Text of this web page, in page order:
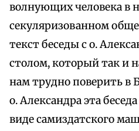
волнующих человека в
секуляризованном
текст беседы с о.
столом, который так и
нам трудно поверить в
о. Александра эта
виде самиздатского